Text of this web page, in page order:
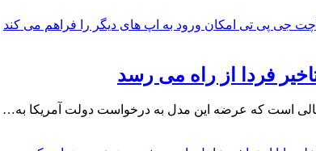
است که عرضه این مدل به درخواست دولت آمریکا به…